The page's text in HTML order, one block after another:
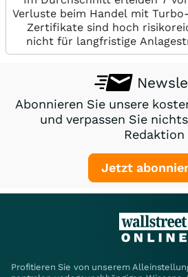
Verluste beim Handel mit
Zertifikate sind hoch
nicht für langfristige
Abonnieren Sie unsere
und verpassen Sie
Redaktion
Jetzt
Profitieren Sie von unserem